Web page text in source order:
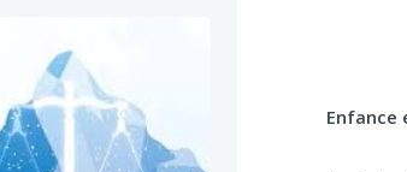
Enfance